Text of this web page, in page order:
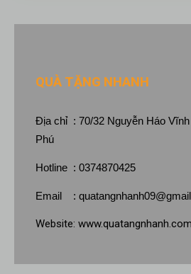
QUÀ TẶNG NHANH
Địa chỉ : 70/32 Nguyễn Háo
Phú
Hotline : 0374870425
Email :
Website: www.quatangnhanh.com